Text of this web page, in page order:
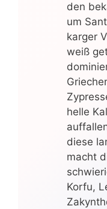
den
um
karger
weiß
helle
diese
macht
Korfu,